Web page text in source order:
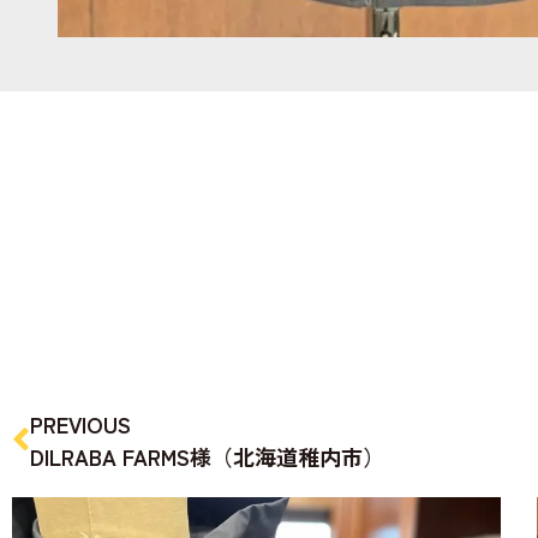
PREVIOUS
DILRABA FARMS様（北海道稚内市）